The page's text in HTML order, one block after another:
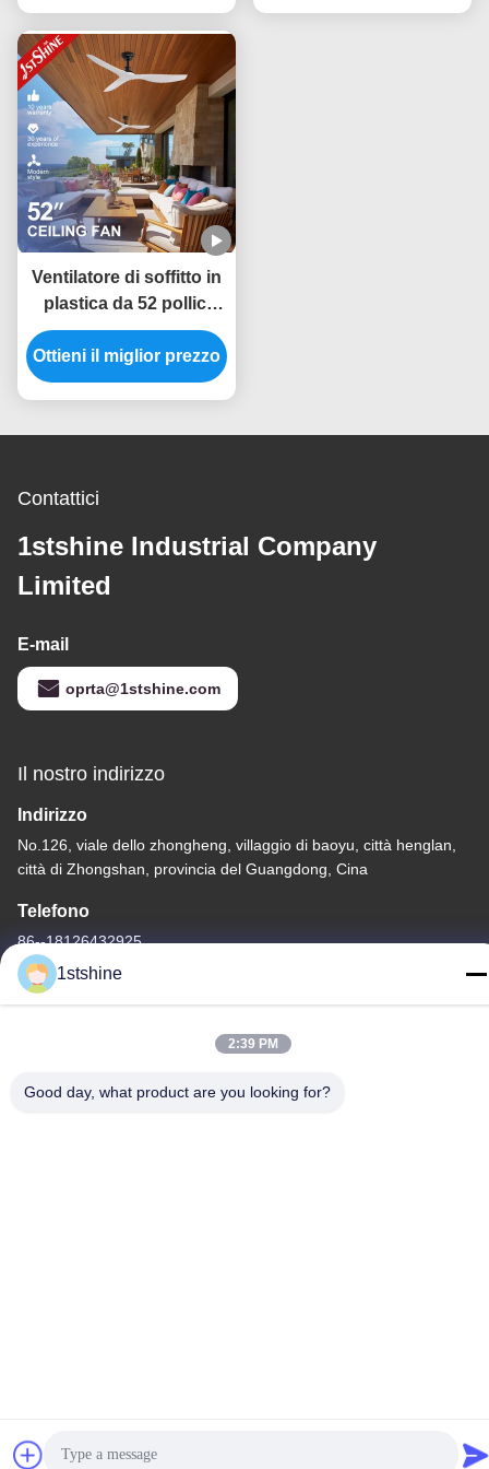
Ventilatore di soffitto in
plastica da 52 pollici
con scelta a 6 velocità e
telecomando
intelligente per la fonte
Ottieni il miglior prezzo
Contattici
1stshine Industrial Company
Limited
E-mail
oprta@1stshine.com
Il nostro indirizzo
Indirizzo
No.126, viale dello zhongheng, villaggio di baoyu, città henglan,
città di Zhongshan, provincia del Guangdong, Cina
Telefono
86--18126432925
Buona qualità della Cina Ventilatore da soffitto a distanza del LED
1stshine
2:39 PM
Good day, what product are you looking for?